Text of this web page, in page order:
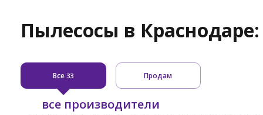
Пылесосы в
Все33 Продам
все производители